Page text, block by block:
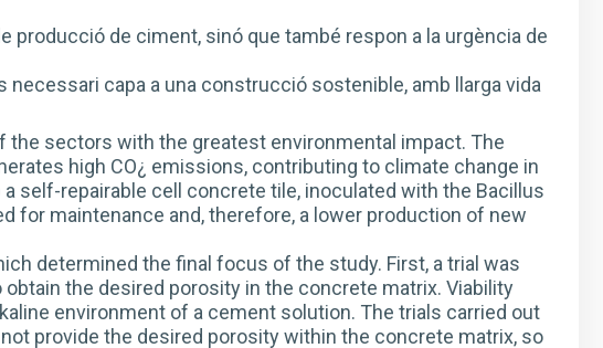
de ciment, sinó que també respon a la urgència de
capa a una construcció sostenible, amb llarga vida
sectors with the greatest environmental impact. The
high CO¿ emissions, contributing to climate change in
self-repairable cell concrete tile, inoculated with the Bacillus
for maintenance and, therefore, a lower production of new
determined the final focus of the study. First, a trial was
the desired porosity in the concrete matrix. Viability
environment of a cement solution. The trials carried out
provide the desired porosity within the concrete matrix, so